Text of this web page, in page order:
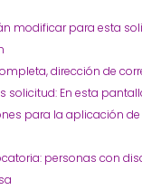
modificar para esta
dirección de
solicitud: En esta
para la aplicación
personas con